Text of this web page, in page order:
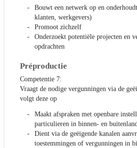
Bouwt een netwerk op en
klanten, werkgevers)
Promoot zichzelf
Onderzoekt potentiële projecten en
opdrachten
Préproductie
Competentie 7:
Vraagt de nodige vergunningen via de
volgt deze op
Maakt afspraken met openbare
particulieren in binnen- en
Dient via de geëigende kanalen
toestemmingen of vergunningen in